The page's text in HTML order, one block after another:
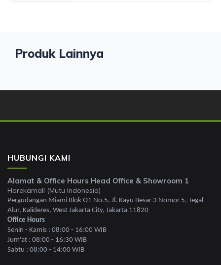
Produk Lainnya
HUBUNGI KAMI
Alamat & Office Hours Head Office & Showroom 1
Horekamall (Mutu Indonesia)
Pergudangan Miami Blok O1 No.5, Jl. Kayu Besar 3 Nomor 5, Tegal
Alur, Kalideres, West Jakarta City, Jakarta 11820
Office Hours
Senin - Kamis : 08:00 - 16:00 WIB
Jum'at : 08:00 - 16:30 WIB
Sabtu : 08:00 - 14:00 WIB